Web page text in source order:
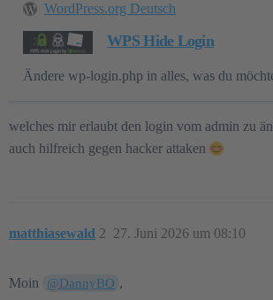
WordPress.org Deutsch
WPS Hide Login
Ändere wp-login.php in alles, was du
welches mir erlaubt den login vom admin zu
auch hilfreich gegen hacker attaken
matthiasewald 27. Juni 2026 um 08:10
2
Moin @DannyBO ,